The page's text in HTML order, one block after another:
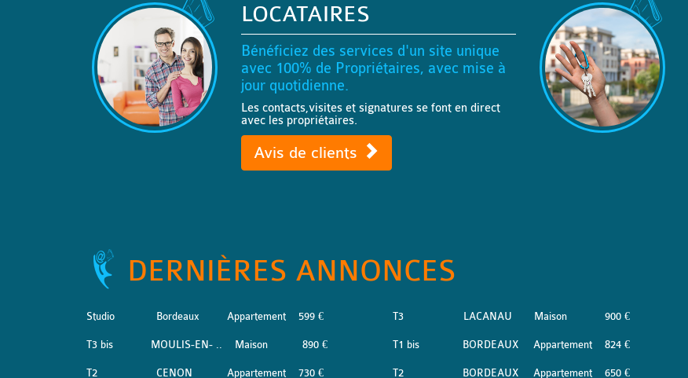
LOCATAIRES
Bénéficiez des services d'un site unique
avec 100% de Propriétaires, avec mise à
jour quotidienne.
Les contacts,visites et signatures se font en direct
avec les propriétaires.
Avis de clients
DERNIÈRES ANNONCES
Studio Bordeaux Appartement 599 €
T3 bis MOULIS-EN- .. Maison 890 €
T2 CENON Appartement 730 €
T3 LACANAU Maison 900 €
T1 bis BORDEAUX Appartement 824 €
T2 BORDEAUX Appartement 650 €